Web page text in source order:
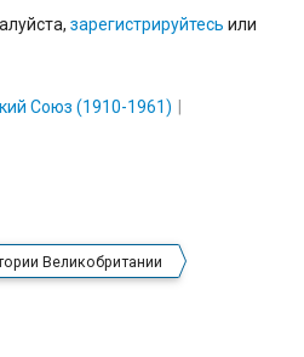
зарегистрируйтесь или
Союз (1910-1961)
Великобритании